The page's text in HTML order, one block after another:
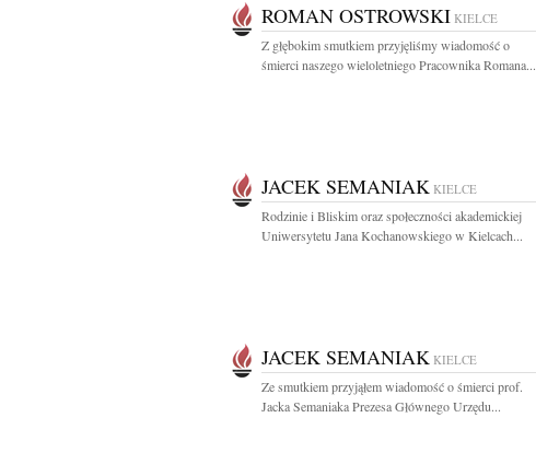
ROMAN OSTROWSKI KIELCE
Z głębokim smutkiem przyjęliśmy wiadomość o
śmierci naszego wieloletniego Pracownika Romana...
JACEK SEMANIAK KIELCE
Rodzinie i Bliskim oraz społeczności akademickiej
Uniwersytetu Jana Kochanowskiego w Kielcach...
JACEK SEMANIAK KIELCE
Ze smutkiem przyjąłem wiadomość o śmierci prof.
Jacka Semaniaka Prezesa Głównego Urzędu...